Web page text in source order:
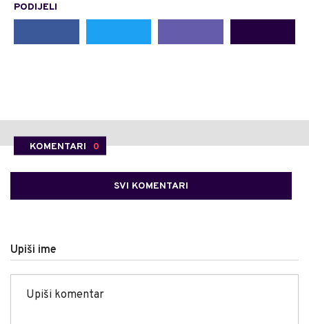
PODIJELI
KOMENTARI 0
SVI KOMENTARI
Upiši ime